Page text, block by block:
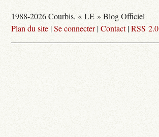
1988-2026 Courbis, « LE » Blog Officiel
Plan du site |Se connecter|Contact|RSS 2.0